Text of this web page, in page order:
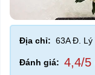
Địa chỉ: 63A Đ. Lý
Đánh giá: 4,4/5